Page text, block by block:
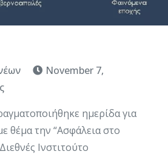
November 7,
ημερίδα για
θέμα την “Ασφάλεια στο
Ινστιτούτο